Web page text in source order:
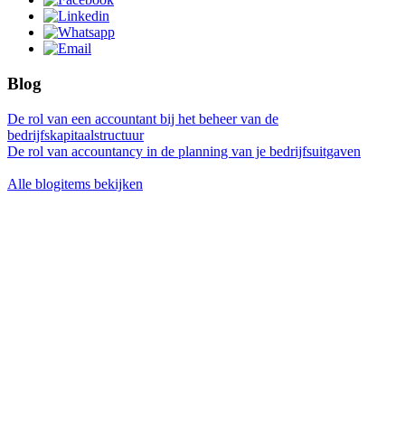
Blog
De rol van een accountant bij het beheer van de
bedrijfskapitaalstructuur
De rol van accountancy in de planning van je bedrijfsuitgaven
Alle blogitems bekijken